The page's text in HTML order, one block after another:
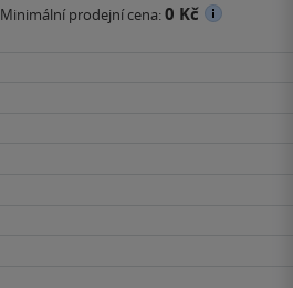
Minimální prodejní cena:0 Kč